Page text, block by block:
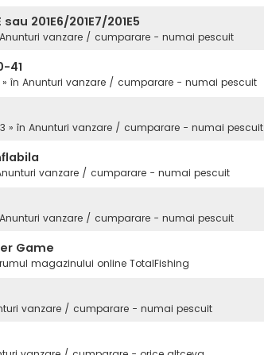
201E6/201E7/201E5
Anunturi vanzare / cumparare - numai pescuit
41
» în Anunturi vanzare / cumparare - numai pescuit
» în Anunturi vanzare / cumparare - numai pescuit
vanzare / cumparare - numai pescuit
Anunturi vanzare / cumparare - numai pescuit
Game
magazinului online TotalFishing
vanzare / cumparare - numai pescuit